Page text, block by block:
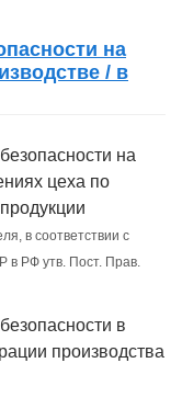
на
/ в
на
цеха по
в соответствии с
в РФ утв. Пост. Прав.
в
производства